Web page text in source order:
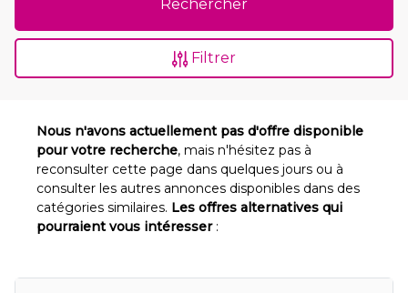
Rechercher
Filtrer
Nous n'avons actuellement pas d'offre disponible
pour votre recherche, mais n'hésitez pas à
reconsulter cette page dans quelques jours ou à
consulter les autres annonces disponibles dans des
catégories similaires. Les offres alternatives qui
pourraient vous intéresser: